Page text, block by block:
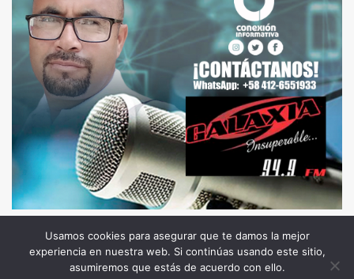
Todos los Derechos Reservados. Somos Noticia COL
© 2026 |Terminos y condiciones|Politica de
Usamos cookies para asegurar que te damos la mejor
experiencia en nuestra web. Si continúas usando este sitio,
asumiremos que estás de acuerdo con ello.